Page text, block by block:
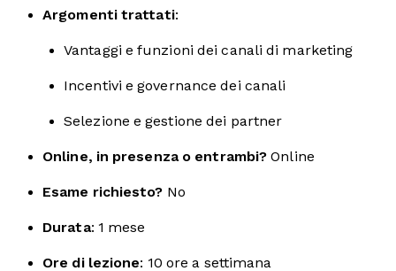
Argomenti trattati:
Vantaggi e funzioni dei canali di marketing
Incentivi e governance dei canali
Selezione e gestione dei partner
Online, in presenza o entrambi? Online
Esame richiesto? No
Durata: 1 mese
Ore di lezione: 10 ore a settimana